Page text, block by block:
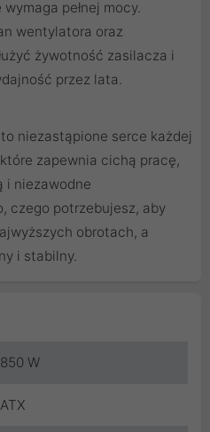
pełnej mocy.
wentylatora oraz
żywotność zasilacza i
przez lata.
niezastąpione serce każdej
zapewnia cichą pracę,
i niezawodne
czego potrzebujesz, aby
obrotach, a
i stabilny.
850 W
ATX